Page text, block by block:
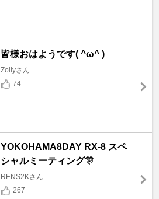
皆様おはようです( ^ω^ )
Zollyさん
74
YOKOHAMA8DAY RX-8 スペ
シャルミーティング🎊
RENS2Kさん
267